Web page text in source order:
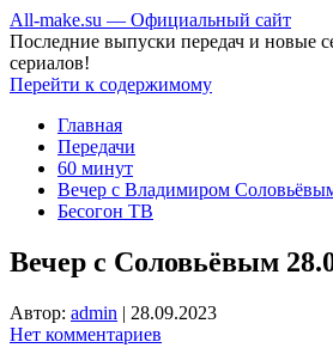
All-make.su — Официальный сайт
Последние выпуски передач и новые
сериалов!
Перейти к содержимому
Главная
Передачи
60 минут
Вечер с Владимиром
Бесогон ТВ
Вечер с Соловьёвым
Автор: admin | 28.09.2023
Нет комментариев